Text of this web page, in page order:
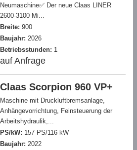
Neumaschine✅ Der neue Claas LINER
2600-3100 Mi...
Breite: 900
Baujahr: 2026
Betriebsstunden: 1
auf Anfrage
Claas Scorpion 960 VP+
Maschine mit Druckluftbremsanlage,
Anhängevorrichtung, Feinsteuerung der
Arbeitshydraulik,...
PS/kW: 157 PS/116 kW
Baujahr: 2022